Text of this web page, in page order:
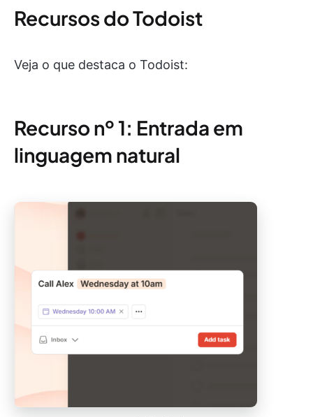
Recursos do Todoist
Veja o que destaca o Todoist:
Recurso nº 1: Entrada em
linguagem natural